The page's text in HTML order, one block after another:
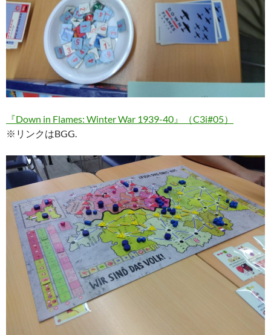
『Down in Flames: Winter War 1939-40』（C3i#05）
※リンクはBGG.